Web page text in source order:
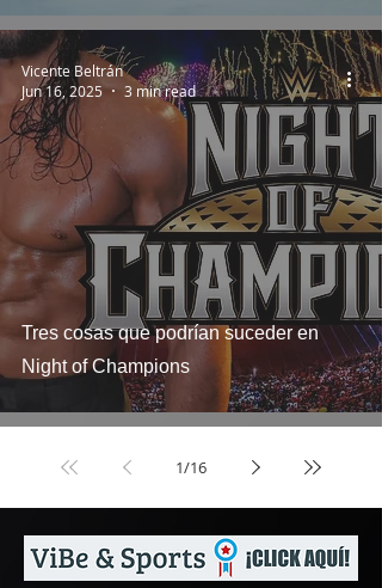
Tres cosas que podrían suceder en
Night of Champions
Vicente Beltrán
Jun 16, 2025
3 min read
1/16